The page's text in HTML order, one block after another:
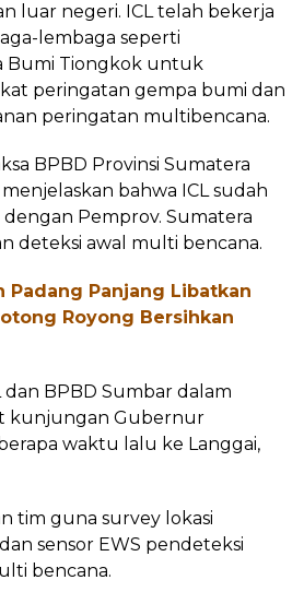
luar negeri. ICL telah bekerja
lembaga seperti
Bumi Tiongkok untuk
peringatan gempa bumi dan
peringatan multibencana.
BPBD Provinsi Sumatera
bahwa ICL sudah
Pemprov. Sumatera
deteksi awal multi bencana.
Padang Panjang Libatkan
Royong Bersihkan
BPBD Sumbar dalam
kunjungan Gubernur
waktu lalu ke Langgai,
tim guna survey lokasi
sensor EWS pendeteksi
bencana.